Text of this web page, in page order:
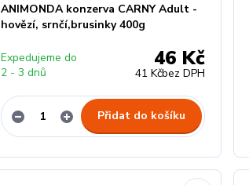
ANIMONDA konzerva CARNY Adult -
hovězí, srnčí,brusinky 400g
46 Kč
41 Kčbez DPH
Expedujeme do
2 - 3 dnů
Přidat do košíku